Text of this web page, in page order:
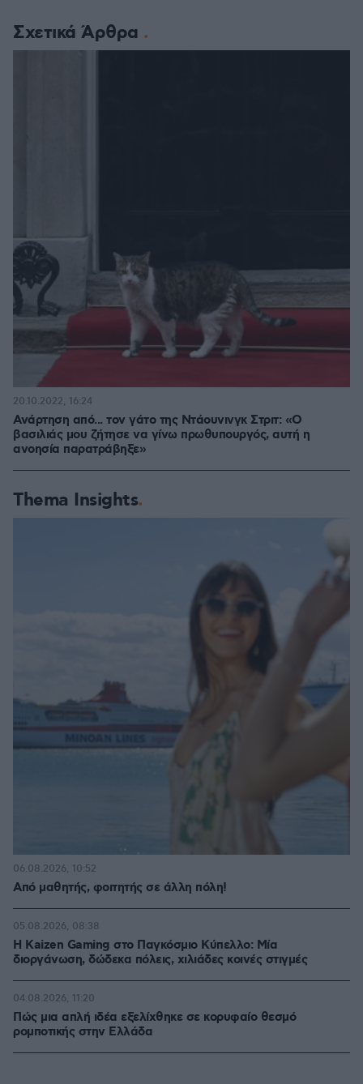
Σχετικά Άρθρα
Ανάρτηση από... τον γάτο της Ντάουνινγκ Στριτ: «Ο
βασιλιάς μου ζήτησε να γίνω πρωθυπουργός, αυτή η
ανοησία παρατράβηξε»
20.10.2022, 16:24
Thema Insights
Από μαθητής, φοιτητής σε άλλη πόλη!
06.08.2026, 10:52
H Kaizen Gaming στο Παγκόσμιο Kύπελλο: Μία
διοργάνωση, δώδεκα πόλεις, χιλιάδες κοινές στιγμές
05.08.2026, 08:38
Πώς μια απλή ιδέα εξελίχθηκε σε κορυφαίο θεσμό
ρομποτικής στην Ελλάδα
04.08.2026, 11:20